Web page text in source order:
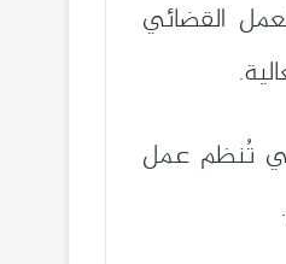
القضائي
تُنظم عمل